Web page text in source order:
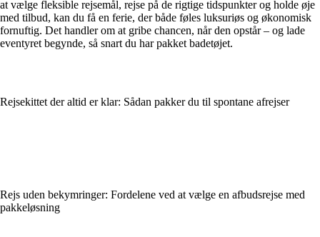
at vælge fleksible rejsemål, rejse på de rigtige tidspunkter og holde øje
med tilbud, kan du få en ferie, der både føles luksuriøs og økonomisk
fornuftig. Det handler om at gribe chancen, når den opstår – og lade
eventyret begynde, så snart du har pakket badetøjet.
Rejsekittet der altid er klar: Sådan pakker du til spontane afrejser
Rejs uden bekymringer: Fordelene ved at vælge en afbudsrejse med
pakkeløsning